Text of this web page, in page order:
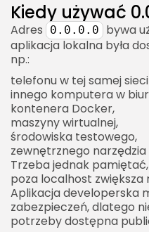
Kiedy używać
Adres 0.0.0.0
bywa
aplikacja lokalna była
np.:
telefonu w tej samej
innego komputera w
kontenera Docker,
maszyny wirtualnej,
środowiska testowego,
zewnętrznego
Trzeba jednak
poza localhost
Aplikacja developerska
zabezpieczeń, dlatego
potrzeby dostępna